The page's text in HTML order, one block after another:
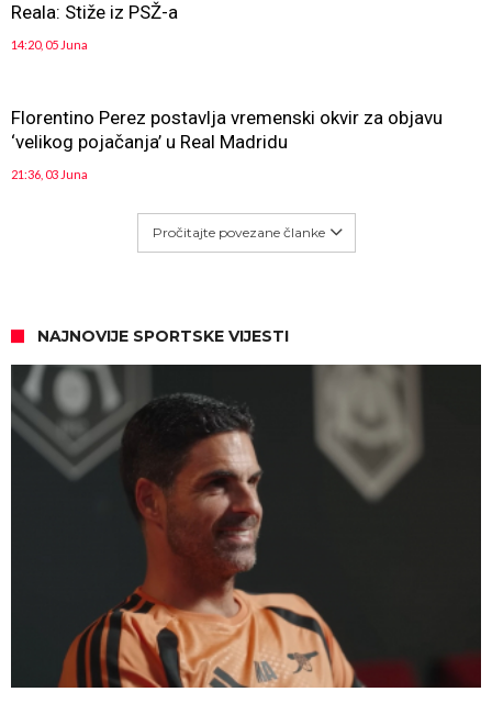
Reala: Stiže iz PSŽ-a
14:20, 05 Juna
Florentino Perez postavlja vremenski okvir za objavu
‘velikog pojačanja’ u Real Madridu
21:36, 03 Juna
Pročitajte povezane članke
NAJNOVIJE SPORTSKE VIJESTI